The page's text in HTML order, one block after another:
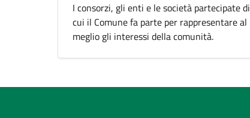
I consorzi, gli enti e le società partecipate di
cui il Comune fa parte per rappresentare al
meglio gli interessi della comunità.